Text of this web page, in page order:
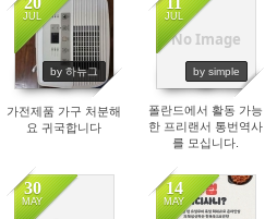
JUL
by 하뉴그
1599
가전제품 가구 처분해
요 귀국합니다
No Image
JUL
by simple
1631
폴란드에서 활동 가능
한 프리랜서 통번역사
를 모십니다.
30
MAY
14
MAY